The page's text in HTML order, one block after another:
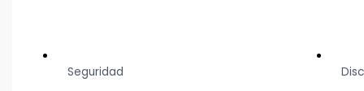
Seguridad